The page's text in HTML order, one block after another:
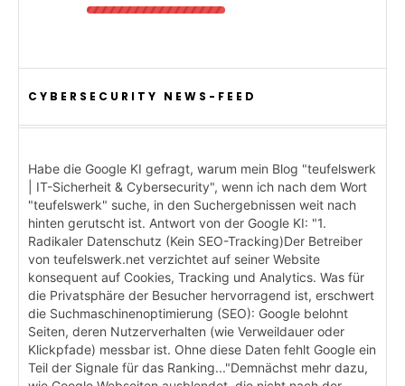
CYBERSECURITY NEWS-FEED
Habe die Google KI gefragt, warum mein Blog "teufelswerk
| IT-Sicherheit & Cybersecurity", wenn ich nach dem Wort
"teufelswerk" suche, in den Suchergebnissen weit nach
hinten gerutscht ist. Antwort von der Google KI: "1.
Radikaler Datenschutz (Kein SEO-Tracking)Der Betreiber
von teufelswerk.net verzichtet auf seiner Website
konsequent auf Cookies, Tracking und Analytics. Was für
die Privatsphäre der Besucher hervorragend ist, erschwert
die Suchmaschinenoptimierung (SEO): Google belohnt
Seiten, deren Nutzerverhalten (wie Verweildauer oder
Klickpfade) messbar ist. Ohne diese Daten fehlt Google ein
Teil der Signale für das Ranking..."Demnächst mehr dazu,